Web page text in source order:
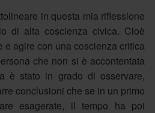
in questa mia riflessione
di alta coscienza civica. Cioè
e agire con una coscienza critica
che non si è accontentata
è stato in grado di osservare,
conclusioni che se in un primo
esagerate, il tempo ha poi